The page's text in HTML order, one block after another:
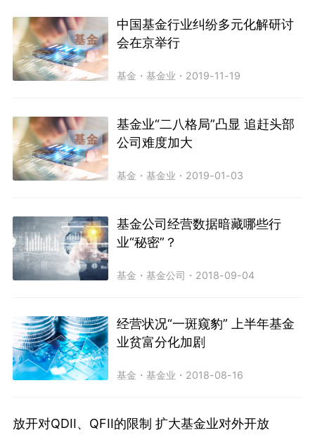
中国基金行业纠纷多元化解研讨
会在京举行
基金 ・基金业 ・ 2019-11-19
基金业“二八格局”凸显 追赶头部
公司难度加大
基金 ・基金业 ・ 2019-01-03
基金公司经营数据暗藏哪些行
业“秘密”？
基金 ・基金公司 ・ 2018-09-04
经营状况“一斑窥豹” 上半年基金
业贫富分化加剧
基金 ・基金业 ・ 2018-08-16
放开对QDII、QFII的限制 扩大基金业对外开放